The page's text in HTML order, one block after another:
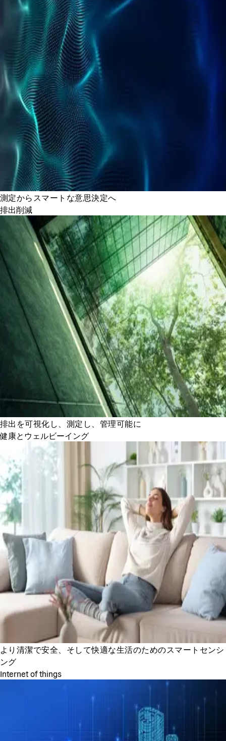
測定からスマートな意思決定へ
排出削減
排出を可視化し、測定し、管理可能に
健康とウェルビーイング
より清潔で安全、そして快適な生活のためのスマートセンシ
ング
Internet of things